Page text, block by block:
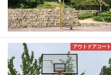
アウトドアコート